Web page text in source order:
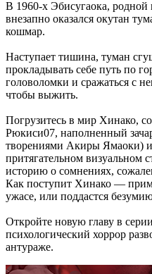
В 1960-х Эбисугаока,
внезапно оказался окутан
кошмар.
Наступает тишина, туман
прокладывать себе путь по
головоломки и сражаться с
чтобы выжить.
Погрузитесь в мир Хинако,
Рюкиси07, наполненный
творениями Акиры Ямаоки)
притягательном
историю о сомнениях,
Как поступит Хинако —
ужасе, или поддастся
Откройте новую главу в
психологический хоррор
антураже.